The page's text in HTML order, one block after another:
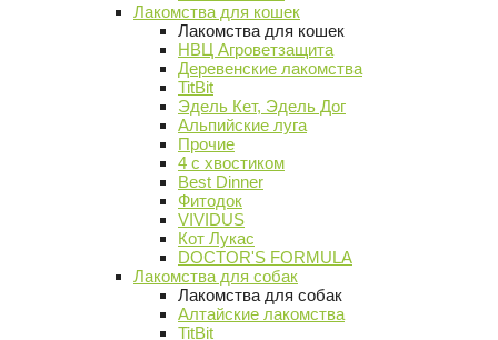
Лакомства для кошек
Лакомства для кошек
НВЦ Агроветзащита
Деревенские лакомства
TitBit
Эдель Кет, Эдель Дог
Альпийские луга
Прочие
4 с хвостиком
Best Dinner
Фитодок
VIVIDUS
Кот Лукас
DOCTOR'S FORMULA
Лакомства для собак
Лакомства для собак
Алтайские лакомства
TitBit